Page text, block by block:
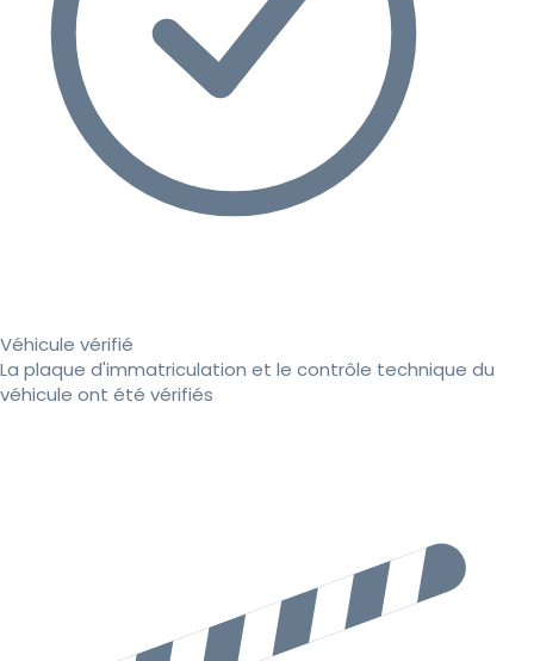
Véhicule vérifié
La plaque d'immatriculation et le contrôle technique du
véhicule ont été vérifiés